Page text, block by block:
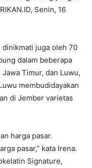
Senin, 16
juga oleh 70
dalam beberapa
Timur, dan Luwu,
membudidayakan
di Jember varietas
harga pasar.
pasar,” kata Irena.
Signature,